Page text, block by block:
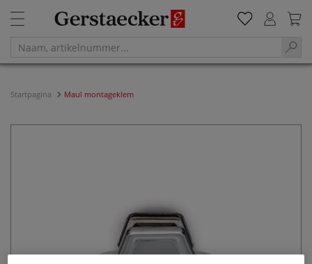
Startpagina Maul montageklem